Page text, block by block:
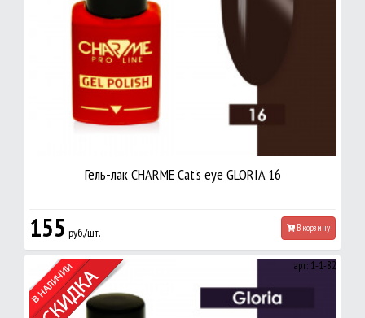
Гель-лак CHARME Cat's eye GLORIA 16
155 руб./шт. В корзину
арт: 1-1-82